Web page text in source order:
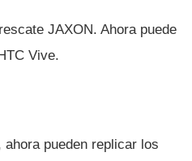
JAXON. Ahora puede
Vive.
pueden replicar los